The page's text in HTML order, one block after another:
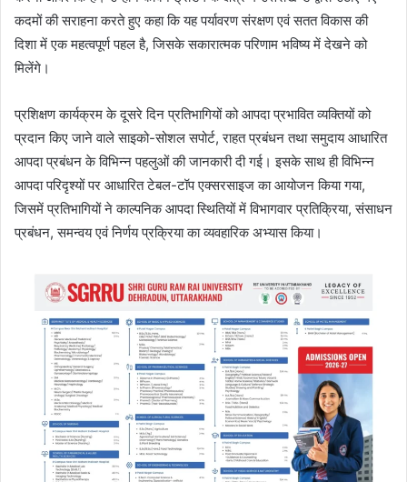
कदमों की सराहना करते हुए कहा कि यह पर्यावरण संरक्षण एवं सतत विकास की
दिशा में एक महत्वपूर्ण पहल है, जिसके सकारात्मक परिणाम भविष्य में देखने को
मिलेंगे।
प्रशिक्षण कार्यक्रम के दूसरे दिन प्रतिभागियों को आपदा प्रभावित व्यक्तियों को
प्रदान किए जाने वाले साइको-सोशल सपोर्ट, राहत प्रबंधन तथा समुदाय आधारित
आपदा प्रबंधन के विभिन्न पहलुओं की जानकारी दी गई। इसके साथ ही विभिन्न
आपदा परिदृश्यों पर आधारित टेबल-टॉप एक्सरसाइज का आयोजन किया गया,
जिसमें प्रतिभागियों ने काल्पनिक आपदा स्थितियों में विभागवार प्रतिक्रिया, संसाधन
प्रबंधन, समन्वय एवं निर्णय प्रक्रिया का व्यवहारिक अभ्यास किया।